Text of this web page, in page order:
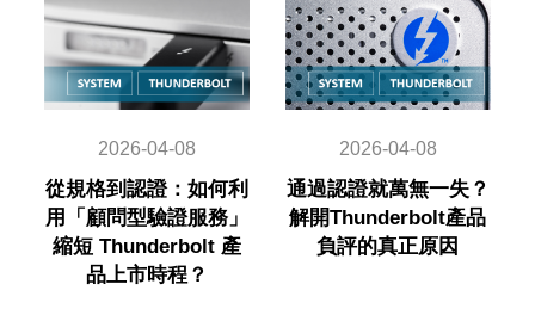
2026-04-08
從規格到認證：如何利
用「顧問型驗證服務」
縮短 Thunderbolt 產
品上市時程？
2026-04-08
通過認證就萬無一失？
解開Thunderbolt產品
負評的真正原因